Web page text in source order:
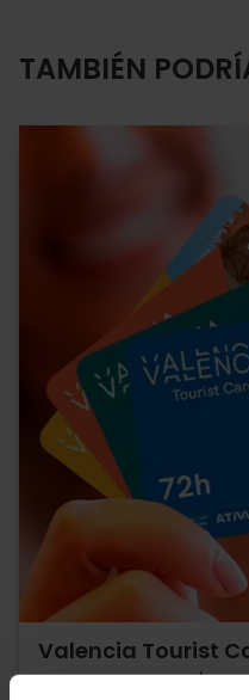
TAMBIÉN
Valencia Tourist